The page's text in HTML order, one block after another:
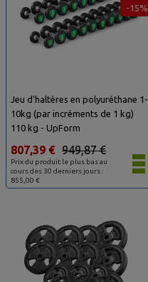
-15%
Jeu d'haltères en polyuréthane 1-
10kg (par incréments de 1 kg)
110 kg - UpForm
Prix du produit le plus bas au
cours des 30 derniers jours :
855,00 €
949,87 €
807,39 €